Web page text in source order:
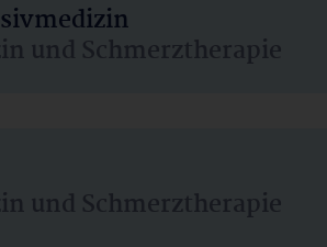
und Schmerztherapie
und Schmerztherapie